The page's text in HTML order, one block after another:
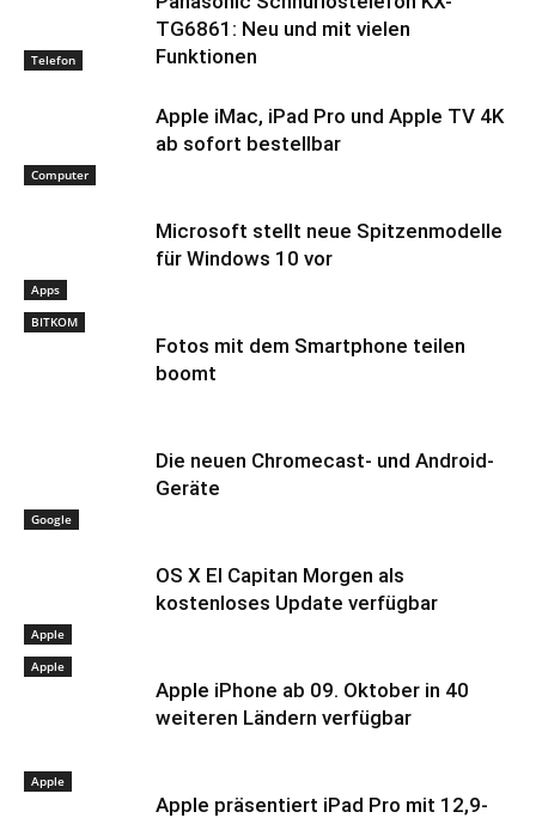
Telefon
TG6861: Neu und mit vielen
Funktionen
Computer
Apple iMac, iPad Pro und Apple TV 4K
ab sofort bestellbar
Apps
Microsoft stellt neue Spitzenmodelle
für Windows 10 vor
BITKOM
Fotos mit dem Smartphone teilen
boomt
Google
Die neuen Chromecast- und Android-
Geräte
Apple
OS X El Capitan Morgen als
kostenloses Update verfügbar
Apple
Apple iPhone ab 09. Oktober in 40
weiteren Ländern verfügbar
Apple
Apple präsentiert iPad Pro mit 12,9-